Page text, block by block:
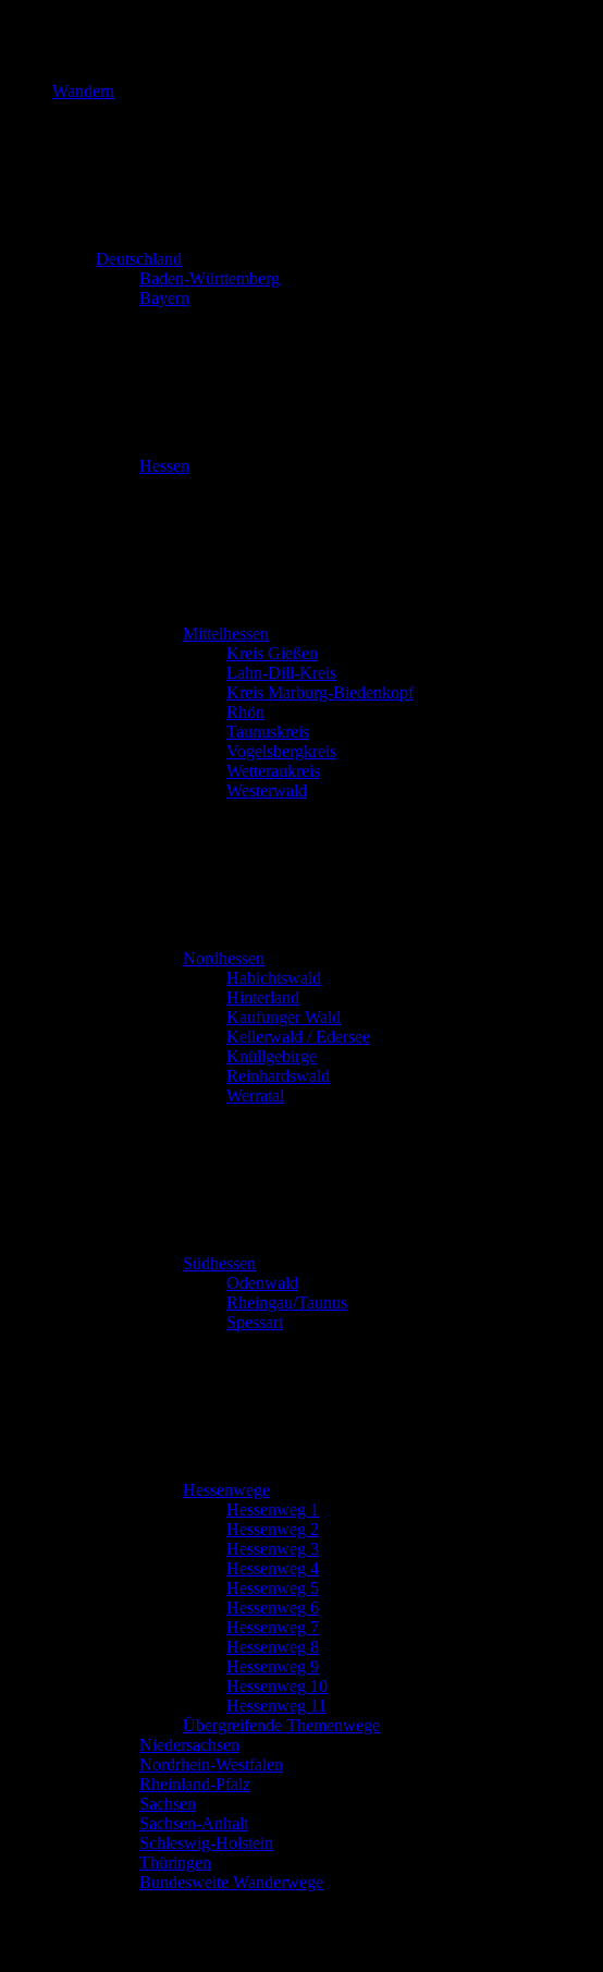
Wandern
Deutschland
Baden-Württemberg
Bayern
Hessen
Mittelhessen
Kreis Gießen
Lahn-Dill-Kreis
Kreis Marburg-Biedenkopf
Rhön
Taunuskreis
Vogelsbergkreis
Wetteraukreis
Westerwald
Nordhessen
Habichtswald
Hinterland
Kaufunger Wald
Kellerwald / Edersee
Knüllgebirge
Reinhardswald
Werratal
Südhessen
Odenwald
Rheingau/Taunus
Spessart
Hessenwege
Hessenweg 1
Hessenweg 2
Hessenweg 3
Hessenweg 4
Hessenweg 5
Hessenweg 6
Hessenweg 7
Hessenweg 8
Hessenweg 9
Hessenweg 10
Hessenweg 11
Übergreifende Themenwege
Niedersachsen
Nordrhein-Westfalen
Rheinland-Pfalz
Sachsen
Sachsen-Anhalt
Schleswig-Holstein
Thüringen
Bundesweite Wanderwege